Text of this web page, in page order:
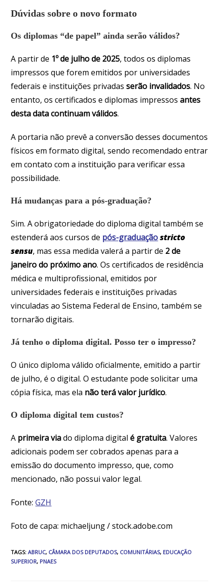
Dúvidas sobre o novo formato
Os diplomas “de papel” ainda serão válidos?
A partir de 1º de julho de 2025, todos os diplomas
impressos que forem emitidos por universidades
federais e instituições privadasserão invalidados. No
entanto, os certificados e diplomas impressosantes
desta data continuam válidos.
A portaria não prevê a conversão desses documentos
físicos em formato digital, sendo recomendado entrar
em contato com a instituição para verificar essa
possibilidade.
Há mudanças para a pós-graduação?
Sim. A obrigatoriedade do diploma digital também se
estenderá aos cursos de pós-graduação stricto
sensu, mas essa medida valerá a partir de 2 de
janeiro do próximo ano. Os certificados de residência
médica e multiprofissional, emitidos por
universidades federais e instituições privadas
vinculadas ao Sistema Federal de Ensino, também se
tornarão digitais.
Já tenho o diploma digital. Posso ter o impresso?
O único diploma válido oficialmente, emitido a partir
de julho, é o digital. O estudante pode solicitar uma
cópia física, mas ela não terá valor jurídico.
O diploma digital tem custos?
A primeira viado diploma digital é gratuita. Valores
adicionais podem ser cobrados apenas para a
emissão do documento impresso, que, como
mencionado, não possui valor legal.
Fonte:GZH
Foto de capa: michaeljung / stock.adobe.com
TAGS:ABRUC, CÂMARA DOS DEPUTADOS, COMUNITÁRIAS, EDUCAÇÃO
SUPERIOR, PNAES